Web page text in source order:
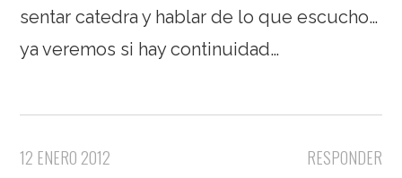
sentar catedra y hablar de lo que escucho…
ya veremos si hay continuidad…
RESPONDER
12 ENERO 2012